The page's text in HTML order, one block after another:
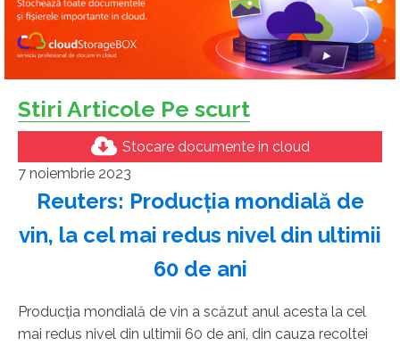
Stiri Articole Pe scurt
Stocare documente in cloud
7 noiembrie 2023
Reuters: Producţia mondială de
vin, la cel mai redus nivel din ultimii
60 de ani
Producţia mondială de vin a scăzut anul acesta la cel
mai redus nivel din ultimii 60 de ani, din cauza recoltei